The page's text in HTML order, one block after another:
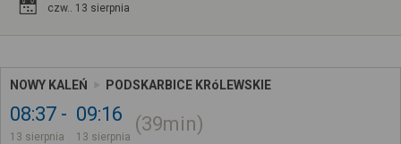
czw.. 13 sierpnia
NOWY KALEŃ PODSKARBICE KRóLEWSKIE
08:37
13 sierpnia
09:16
13 sierpnia
39min